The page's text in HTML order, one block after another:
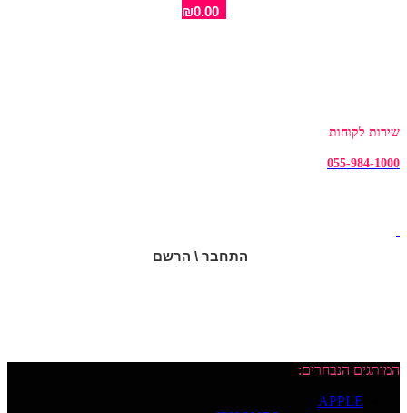
₪0.00
שירות לקוחות
055-984-1000
התחבר \ הרשם
המותגים הנבחרים:
APPLE